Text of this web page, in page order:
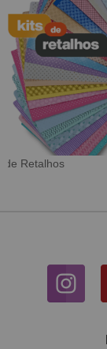
Tecido Digital